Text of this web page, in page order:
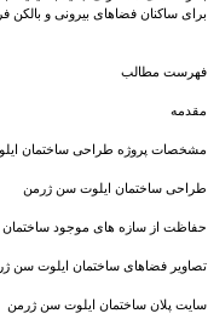
برای ساکنان فضاهای بیرونی و بالکن
فهرست مطالب
مقدمه
مشخصات پروژه طراحی ساختمان
طراحی ساختمان ایلوت سن ژرمن
حفاظت از سازه های موجود
تصاویر فضاهای ساختمان ایلوت سن
سایت پلان ساختمان ایلوت سن ژرمن